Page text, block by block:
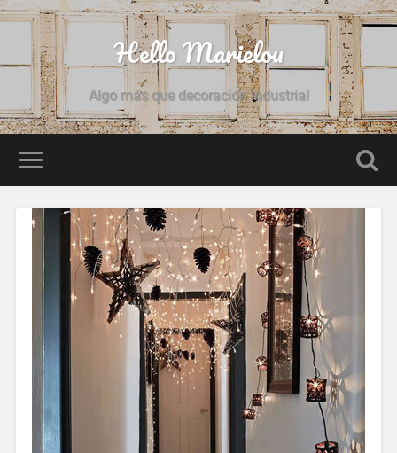
Hello Marielou
Algo más que decoración industrial